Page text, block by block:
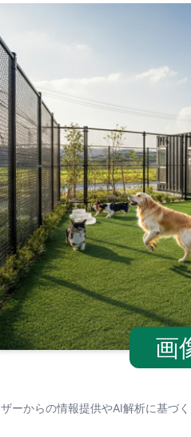
画
ーからの情報提供やAI解析に基づ